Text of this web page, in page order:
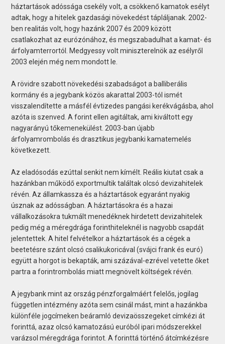
háztartások adóssága csekély volt, a csökkenő kamatok esélyt
adtak, hogy a hitelek gazdasági növekedést tápláljanak. 2002-
ben realitás volt, hogy hazánk 2007 és 2009 között
csatlakozhat az eurózónához, és megszabadulhat a kamat- és
árfolyamterrortól. Medgyessy volt miniszterelnök az esélyről
2003 elején még nem mondott le.
A rövidre szabott növekedési szabadságot a balliberális
kormány és a jegybank közös akarattal 2003-tól ismét
visszalendítette a másfél évtizedes pangási kerékvágásba, ahol
azóta is szenved. A forint ellen agitáltak, ami kiváltott egy
nagyarányú tőkemenekülést. 2003-ban újabb
árfolyamrombolás és drasztikus jegybanki kamatemelés
következett.
Az eladósodás ezúttal senkit nem kímélt. Reális kiutat csak a
hazánkban működő exportmultik találtak olcsó devizahitelek
révén. Az államkassza és a háztartások egyaránt nyakig
úsznak az adósságban. A háztartásokra és a hazai
vállalkozásokra tukmált menedéknek hirdetett devizahitelek
pedig még a méregdrága forinthiteleknél is nagyobb csapdát
jelentettek. A hitel felvételkor a háztartások és a cégek a
beetetésre szánt olcsó csalikukoricával (svájci frank és euró)
együtt a horgot is bekapták, ami százával-ezrével vetette őket
partra a forintrombolás miatt megnövelt költségek révén.
A jegybank mint az ország pénzforgalmáért felelős, jogilag
független intézmény azóta sem csinál mást, mint a hazánkba
különféle jogcímeken beáramló devizaösszegeket címkézi át
forinttá, azaz olcsó kamatozású euró­ból ipari módszerekkel
varázsol méregdrága forintot. A forinttá történő átcímkézésre